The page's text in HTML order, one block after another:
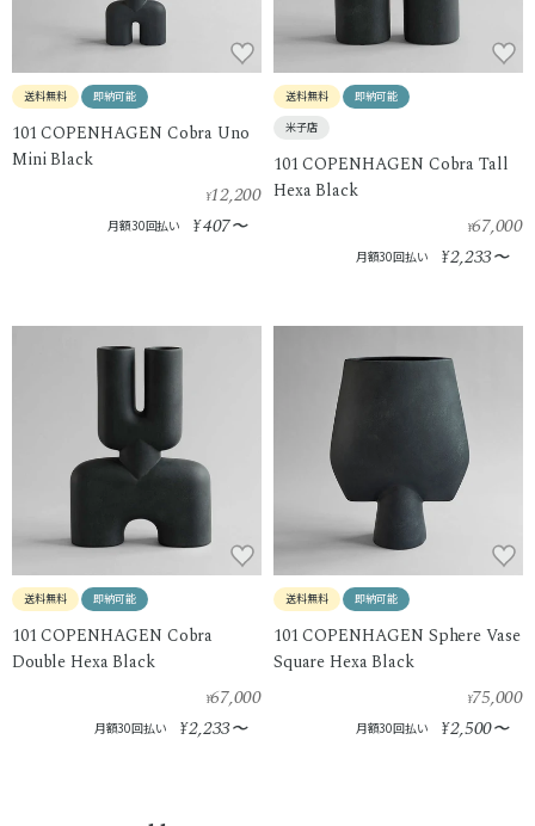
送料無料 即納可能
101 COPENHAGEN Cobra Uno
Mini Black
¥12,200
月額30回払い ¥407〜
送料無料
即納可能
米子店
101 COPENHAGEN Cobra Tall
Hexa Black
¥67,000
月額30回払い ¥2,233〜
送料無料 即納可能
101 COPENHAGEN Cobra
Double Hexa Black
¥67,000
月額30回払い ¥2,233〜
送料無料 即納可能
101 COPENHAGEN Sphere Vase
Square Hexa Black
¥75,000
月額30回払い ¥2,500〜